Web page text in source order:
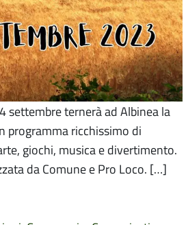
settembre ternerà ad Albinea la
programma ricchissimo di
giochi, musica e divertimento.
da Comune e Pro Loco. […]